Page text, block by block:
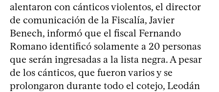
alentaron con cánticos violentos, el director
de comunicación de la Fiscalía, Javier
Benech, informó que el fiscal Fernando
Romano identificó solamente a 20 personas
que serán ingresadas a la lista negra. A pesar
de los cánticos, que fueron varios y se
prolongaron durante todo el cotejo, Leodán